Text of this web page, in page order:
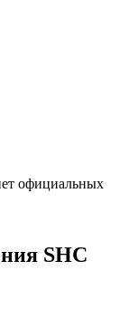
официальных
SHC